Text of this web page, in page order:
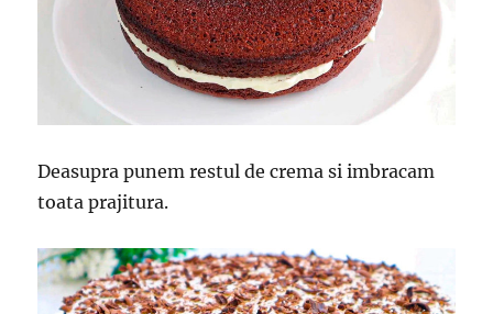
Deasupra punem restul de crema si imbracam
toata prajitura.